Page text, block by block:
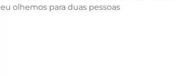
eu olhemos para duas pessoas